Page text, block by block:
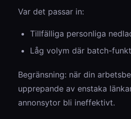
Var det passar in:
Tillfälliga personliga
Låg volym där batch-
Begränsning: när din
upprepande av enstaka
annonsytor bli ineffektivt.